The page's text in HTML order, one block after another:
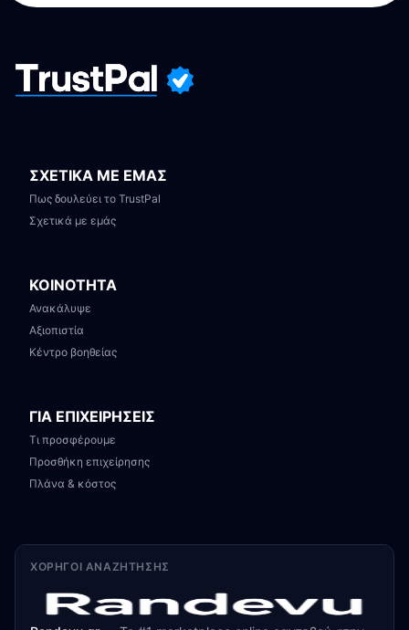
ΣΧΕΤΙΚΑ ΜΕ ΕΜΑΣ
Πως δουλεύει το TrustPal
Σχετικά με εμάς
ΚΟΙΝΟΤΗΤΑ
Ανακάλυψε
Αξιοπιστία
Κέντρο βοηθείας
ΓΙΑ ΕΠΙΧΕΙΡΗΣΕΙΣ
Τι προσφέρουμε
Προσθήκη επιχείρησης
Πλάνα & κόστος
ΧΟΡΗΓΟΊ ΑΝΑΖΉΤΗΣΗΣ